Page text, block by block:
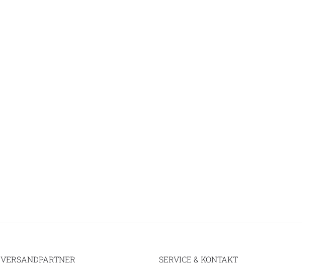
VERSANDPARTNER SERVICE & KONTAKT